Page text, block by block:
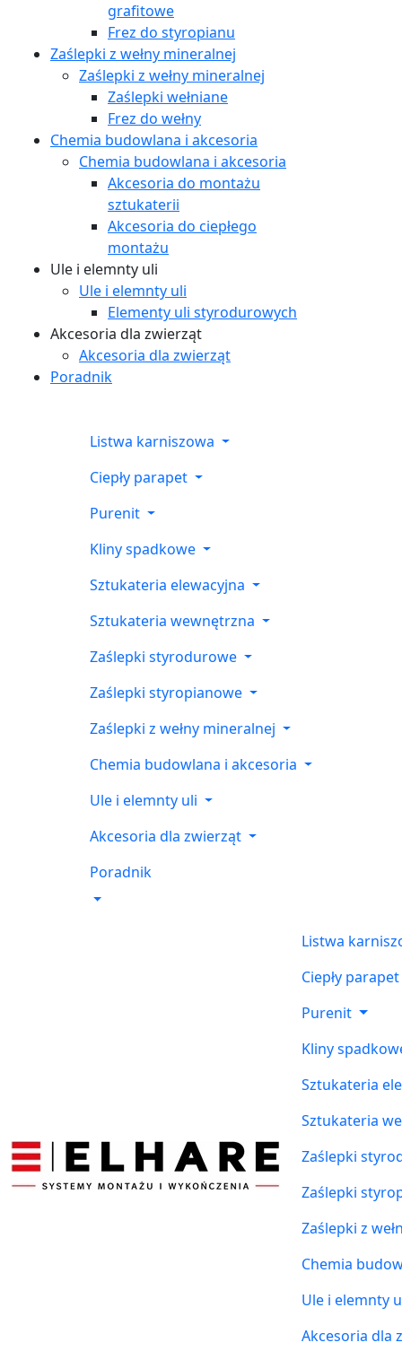
grafitowe
Frez do styropianu
Zaślepki z wełny mineralnej
Zaślepki z wełny mineralnej
Zaślepki wełniane
Frez do wełny
Chemia budowlana i akcesoria
Chemia budowlana i akcesoria
Akcesoria do montażu
sztukaterii
Akcesoria do ciepłego
montażu
Ule i elemnty uli
Ule i elemnty uli
Elementy uli styrodurowych
Akcesoria dla zwierząt
Akcesoria dla zwierząt
Poradnik
Listwa karniszowa
Ciepły parapet
Purenit
Kliny spadkowe
Sztukateria elewacyjna
Sztukateria wewnętrzna
Zaślepki styrodurowe
Zaślepki styropianowe
Zaślepki z wełny mineralnej
Chemia budowlana i akcesoria
Ule i elemnty uli
Akcesoria dla zwierząt
Poradnik
Listwa
Ciepły parapet
Purenit
Kliny
Sztukateria
Sztukateria
Zaślepki
Zaślepki
Zaślepki z
Chemia
Ule i elemnty
Akcesoria dla